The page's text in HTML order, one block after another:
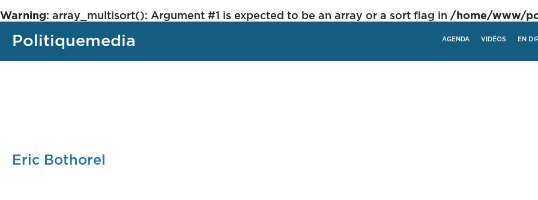
Warning: array_multisort(): Argument #1 is expected to be an array or a sort flag in /home/www/
Politiquemedia AGENDA VIDÉOS EN
Eric Bothorel